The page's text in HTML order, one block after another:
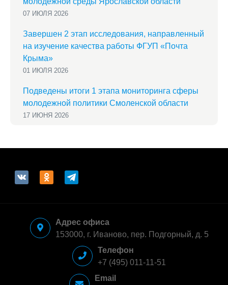
07 ИЮЛЯ 2026
Завершен 2 этап исследования, направленный
на изучение качества работы ФГУП «Почта
Крыма»
01 ИЮЛЯ 2026
Подведены итоги 1 этапа мониторинга сферы
молодежной политики Смоленской области
17 ИЮНЯ 2026
vkontakteodnoklassniki
telegram
Адрес офиса
153000, г. Иваново, пер. Подгорный, д. 5
Телефон
+7 (495) 011-11-51
Email